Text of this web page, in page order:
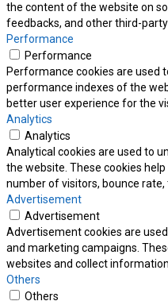
the content of the website on
feedbacks, and other third-
Performance
Performance
Performance cookies are used
performance indexes of the
better user experience for the
Analytics
Analytics
Analytical cookies are used to
the website. These cookies
number of visitors, bounce rate,
Advertisement
Advertisement
Advertisement cookies are
and marketing campaigns.
websites and collect
Others
Others